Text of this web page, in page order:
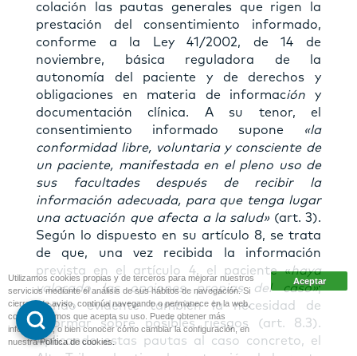
colación las pautas generales que rigen la
prestación del consentimiento informado,
conforme a la Ley 41/2002, de 14 de
noviembre, básica reguladora de la
autonomía del paciente y de derechos y
obligaciones en materia de informacióny
documentación clínica. A su tenor, el
consentimiento informado supone
«la
conformidad libre, voluntaria y consciente de
un paciente, manifestada en el pleno uso de
sus facultades después de recibir la
información adecuada, para que tenga lugar
una actuación que afecta a la salud»(art. 3).
Según lo dispuesto en su artículo 8, se trata
de que, una vez recibida la información
prevista en el artículo 4, el paciente «haya
valorado las opciones propias del caso»;
siendo evidente también la necesidad de
informar sobre posibles riesgos (art. 8.3).
Aplicando estas pautas al caso concreto, el
Utilizamos cookies propias y de terceros para mejorar nuestros
servicios mediante el análisis de sus hábitos de navegación. Si
cierra este aviso, continúa navegando o permanece en la web,
consideraremos que acepta su uso. Puede obtener más
información, o bien conocer cómo cambiar la configuración, en
nuestraPolítica de cookies.